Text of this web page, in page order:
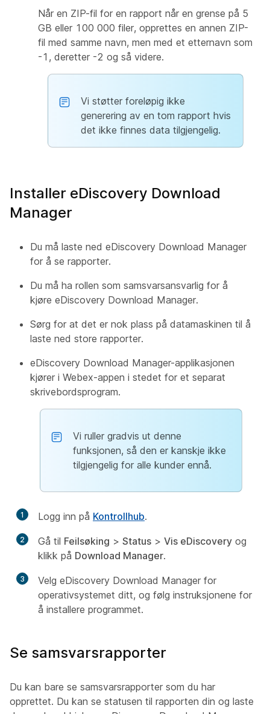
Når en ZIP-fil for en rapport når en grense på 5
GB eller 100 000 filer, opprettes en annen ZIP-
fil med samme navn, men med et etternavn som
-1 , deretter -2 og så videre.
Vi støtter foreløpig ikke
generering av en tom rapport hvis
det ikke finnes data tilgjengelig.
Installer eDiscovery Download
Manager
Du må laste ned eDiscovery Download Manager
for å se rapporter.
Du må ha rollen som samsvarsansvarlig for å
kjøre eDiscovery Download Manager.
Sørg for at det er nok plass på datamaskinen til å
laste ned store rapporter.
eDiscovery Download Manager-applikasjonen
kjører i Webex-appen i stedet for et separat
skrivebordsprogram.
Vi ruller gradvis ut denne
funksjonen, så den er kanskje ikke
tilgjengelig for alle kunder ennå.
1 Logg inn på Kontrollhub.
2 Gå til Feilsøking > Status > Vis eDiscovery og
klikk på Download Manager.
3
Velg eDiscovery Download Manager for
operativsystemet ditt, og følg instruksjonene for
å installere programmet.
Se samsvarsrapporter
Du kan bare se samsvarsrapporter som du har
opprettet. Du kan se statusen til rapporten din og laste